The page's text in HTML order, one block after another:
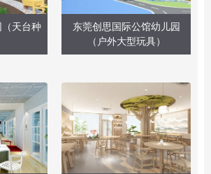
天台种
东莞创思国际公馆幼儿园
（户外大型玩具）